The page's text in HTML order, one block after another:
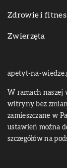
Zdrowie i
Zwierzęta
apetyt-na-
W ramach naszej
witryny bez
zamieszczane w
ustawień można
szczegółów na